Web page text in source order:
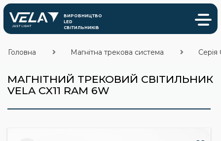
МАГНІТНИЙ ТРЕКОВИЙ СВІТИЛЬНИК
VELA CX11 RAM 6W
Головна Магнітна трекова система Серія